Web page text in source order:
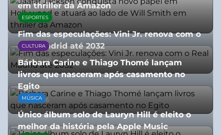
em thriller da Amazon
06/08/2026
ESPORTES
Fim das especulações: Vini Jr. renova com o
Real Madrid até 2032
06/08/2026
CULTURA
Bárbara Carine e Thiago Thomé lançam
livros que nasceram após casamento no
Egito
10/07/2026
MÚSICA
Único álbum solo de Lauryn Hill é eleito o
melhor da história pela Apple Music